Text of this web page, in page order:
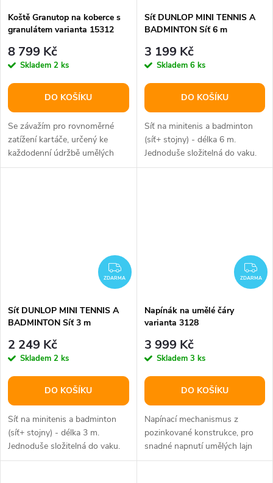
Koště Granutop na koberce s
granulátem varianta 15312
8 799 Kč
Skladem 2 ks
DO KOŠÍKU
Se závažím pro rovnoměrné
zatížení kartáče, určený ke
každodenní údržbě umělých
povrchů s granulátem.
Síť DUNLOP MINI TENNIS A
BADMINTON Síť 6 m
3 199 Kč
Skladem 6 ks
DO KOŠÍKU
Síť na minitenis a badminton
(síť+ stojny) - délka 6 m.
Jednoduše složitelná do vaku.
Stojny se jednoduše složí tak,...
ZDARMA
ZDARMA
Síť DUNLOP MINI TENNIS A
BADMINTON Síť 3 m
2 249 Kč
Skladem 2 ks
DO KOŠÍKU
Síť na minitenis a badminton
(síť+ stojny) - délka 3 m.
Jednoduše složitelná do vaku.
Stojny se jednoduše složí tak,...
ZDARMA
Napínák na umělé čáry
varianta 3128
3 999 Kč
Skladem 3 ks
DO KOŠÍKU
Napínací mechanismus z
pozinkované konstrukce, pro
snadné napnutí umělých lajn
Geniala.